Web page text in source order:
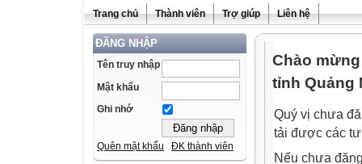
Trang chủ Thành viên Trợ giúp Liên hệ
ĐĂNG NHẬP
Tên truy nhập
Mật khẩu
Ghi nhớ
Quên mật khẩu ĐK thành viên
Chào
tỉnh Quảng
Quý vị chưa
tải được các
Nếu chưa